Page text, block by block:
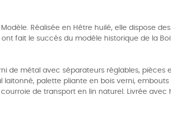
Réalisée en Hêtre huilé, elle dispose
fait le succès du modèle historique de la
de métal avec séparateurs réglables, pièces
laitonné, palette pliante en bois verni, embouts
de transport en lin naturel. Livrée avec